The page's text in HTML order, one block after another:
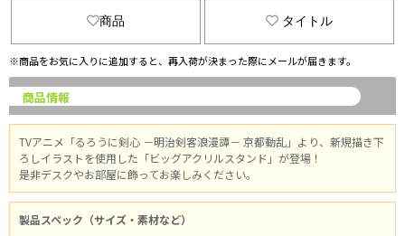
商品 タイトル
※商品をお気に入りに追加すると、再入荷が決まった際にメールが届きます。
商品情報
TVアニメ「るろうに剣心 －明治剣客浪漫譚－ 京都動乱」より、新規描き下
ろしイラストを使用した「ビッグアクリルスタンド」が登場！
是非デスクやお部屋に飾ってお楽しみください。
製品スペック（サイズ・素材など）